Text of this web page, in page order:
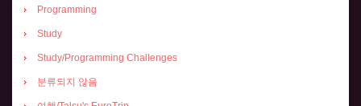
Programming
Study
Study/Programming Challenges
분류되지 않음